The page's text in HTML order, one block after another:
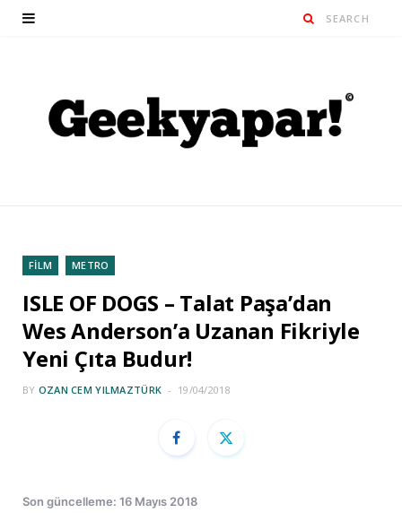
FİLM METRO
ISLE OF DOGS – Talat Paşa’dan
Wes Anderson’a Uzanan Fikriyle
Yeni Çıta Budur!
BY OZAN CEM YILMAZTÜRK 19/04/2018
Son güncelleme: 16 Mayıs 2018